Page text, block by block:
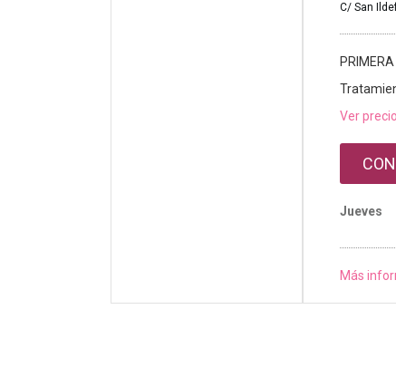
C/ San
Ver
Jueves
Más